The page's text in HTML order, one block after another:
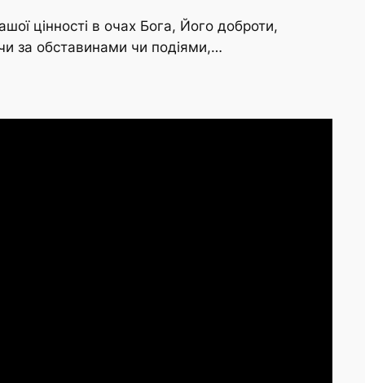
цінності в очах Бога, Його доброти,
за обставинами чи подіями,…